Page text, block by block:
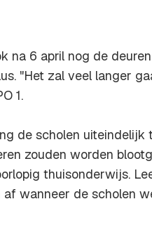
na 6 april nog de
"Het zal veel langer
1.
de scholen uiteindelijk
zouden worden
thuisonderwijs.
wanneer de scholen